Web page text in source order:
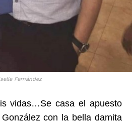
Fernández
vidas…Se casa el apuesto
con la bella damita